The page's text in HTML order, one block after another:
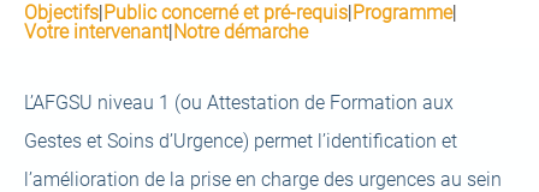
Objectifs|Public concerné et pré-requis|Programme|
Votre intervenant|Notre démarche
L’AFGSU niveau 1 (ou Attestation de Formation aux
Gestes et Soins d’Urgence) permet l’identification et
l’amélioration de la prise en charge des urgences au sein